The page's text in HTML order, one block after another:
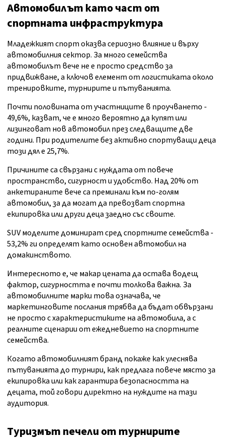
Автомобилът като част от
спортната инфраструктура
Младежкият спорт оказва сериозно влияние и върху
автомобилния сектор. За много семейства
автомобилът вече не е просто средство за
придвижване, а ключов елемент от логистиката около
тренировките, турнирите и пътуванията.
Почти половината от участниците в проучването -
49,6%, казват, че е много вероятно да купят или
лизинговат нов автомобил през следващите две
години. При родителите без активно спортуващи деца
този дял е 25,7%.
Причините са свързани с нуждата от повече
пространство, сигурност и удобство. Над 20% от
анкетираните вече са преминали към по-голям
автомобил, за да могат да превозват спортна
екипировка или други деца заедно със своите.
SUV моделите доминират сред спортните семейства -
53,2% ги определят като основен автомобил на
домакинството.
Интересното е, че макар цената да остава водещ
фактор, сигурността е почти толкова важна. За
автомобилните марки това означава, че
маркетинговите послания трябва да бъдат обвързани
не просто с характеристиките на автомобила, а с
реалните сценарии от ежедневието на спортните
семейства.
Когато автомобилният бранд покаже как улеснява
пътуванията до турнири, как предлага повече място за
екипировка или как гарантира безопасността на
децата, той говори директно на нуждите на тази
аудитория.
Туризмът печели от турнирите